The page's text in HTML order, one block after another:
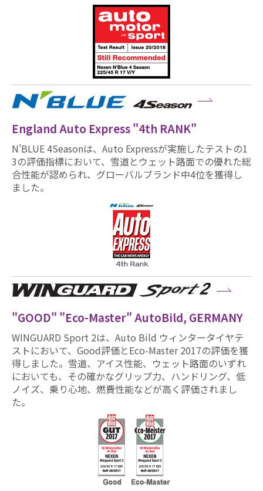
England Auto Express "4th RANK"
N'BLUE 4Seasonは、Auto Expressが実施したテストの1
3の評価指標において、雪道とウェット路面での優れた総
合性能が認められ、グローバルブランド中4位を獲得し
ました。
"GOOD" "Eco-Master" AutoBild, GERMANY
WINGUARD Sport 2は、Auto Bild ウィンタータイヤテ
ストにおいて、Good評価とEco-Master 2017の評価を獲
得しました。雪道、アイス性能、ウェット路面のいずれ
においても、その確かなグリップ力、ハンドリング、低
ノイズ、乗り心地、燃費性能などが高く評価されまし
た。